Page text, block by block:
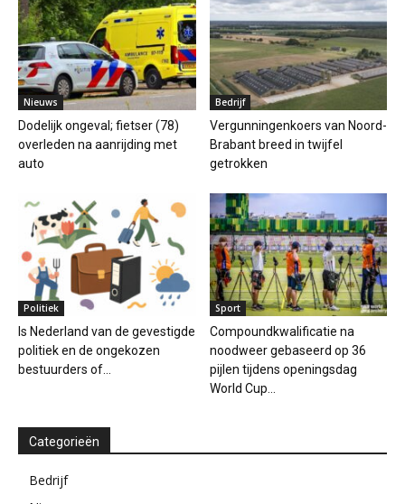
Politiek
Is Nederland van de gevestigde
politiek en de ongekozen
Sport
Compoundkwalificatie na
noodweer gebaseerd op 36
World Cup...
Categorieën
Bedrijf
Nieuws
Politiek
Sport